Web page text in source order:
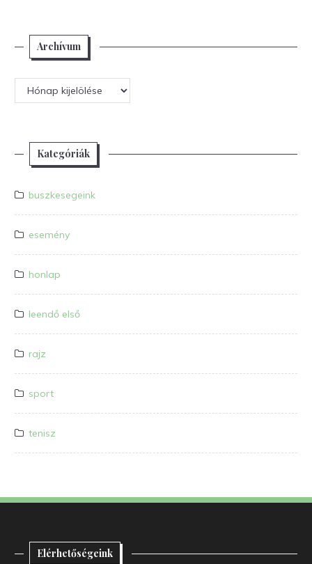
Archívum
Archívum
Kategóriák
buszkesegeink
esemény
honlap
leendő első
rajz
sport
tenisz
Elérhetőségeink